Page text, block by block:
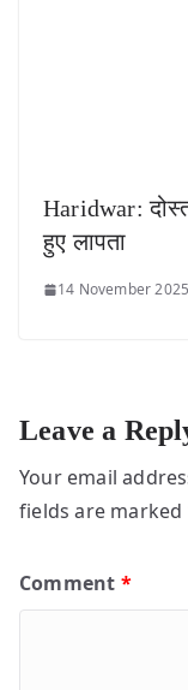
Haridwar:
हुए लापता
14 November 2025
Leave a
Your email
fields are marked
Comment *